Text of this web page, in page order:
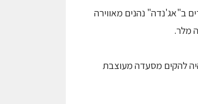
ב"אג'נדה" נהנים מאווירה
מלר.
תומר לוי, איש עסקים צעיר, בן 29. "חלומי היה להקים מסעדה מעוצבת